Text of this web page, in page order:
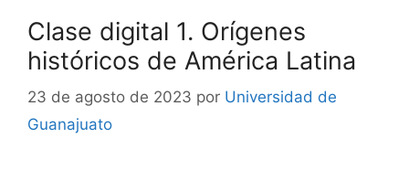
Clase digital 1. Orígenes
históricos de América Latina
23 de agosto de 2023 por Universidad de
Guanajuato